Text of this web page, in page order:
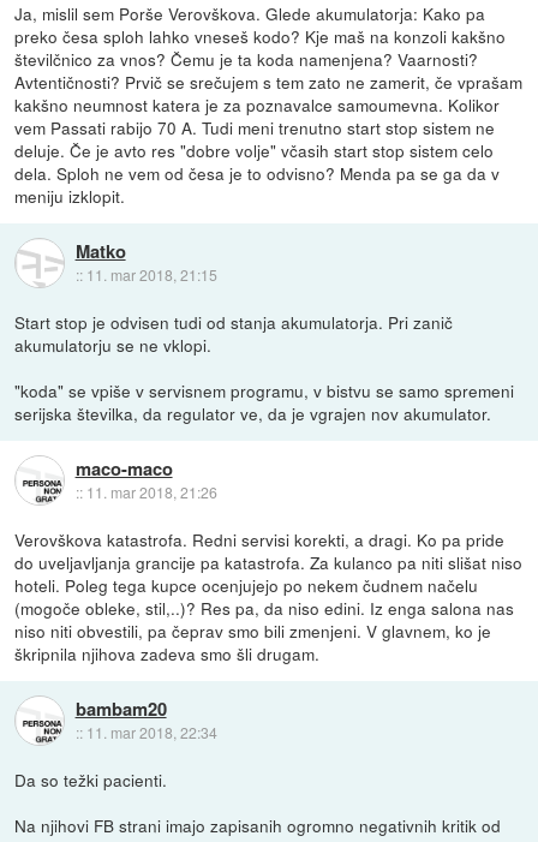
Ja, mislil sem Porše Verovškova. Glede akumulatorja: Kako pa
preko česa sploh lahko vneseš kodo? Kje maš na konzoli kakšno
številčnico za vnos? Čemu je ta koda namenjena? Vaarnosti?
Avtentičnosti? Prvič se srečujem s tem zato ne zamerit, če vprašam
kakšno neumnost katera je za poznavalce samoumevna. Kolikor
vem Passati rabijo 70 A. Tudi meni trenutno start stop sistem ne
deluje. Če je avto res "dobre volje" včasih start stop sistem celo
dela. Sploh ne vem od česa je to odvisno? Menda pa se ga da v
meniju izklopit.
Matko
:: 11. mar 2018, 21:15
Start stop je odvisen tudi od stanja akumulatorja. Pri zanič
akumulatorju se ne vklopi.
"koda" se vpiše v servisnem programu, v bistvu se samo spremeni
serijska številka, da regulator ve, da je vgrajen nov akumulator.
maco-maco
:: 11. mar 2018, 21:26
Verovškova katastrofa. Redni servisi korekti, a dragi. Ko pa pride
do uveljavljanja grancije pa katastrofa. Za kulanco pa niti slišat niso
hoteli. Poleg tega kupce ocenjujejo po nekem čudnem načelu
(mogoče obleke, stil,..)? Res pa, da niso edini. Iz enga salona nas
niso niti obvestili, pa čeprav smo bili zmenjeni. V glavnem, ko je
škripnila njihova zadeva smo šli drugam.
bambam20
:: 11. mar 2018, 22:34
Da so težki pacienti.
Na njihovi FB strani imajo zapisanih ogromno negativnih kritik od